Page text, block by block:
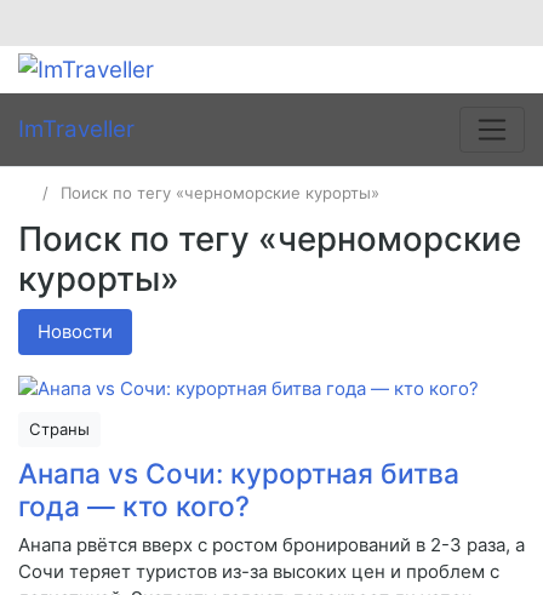
ImTraveller
Поиск по тегу «черноморские курорты»
Поиск по тегу «черноморские
курорты»
Новости
Страны
Анапа vs Сочи: курортная битва
года — кто кого?
Анапа рвётся вверх с ростом бронирований в 2-3 раза, а
Сочи теряет туристов из-за высоких цен и проблем с